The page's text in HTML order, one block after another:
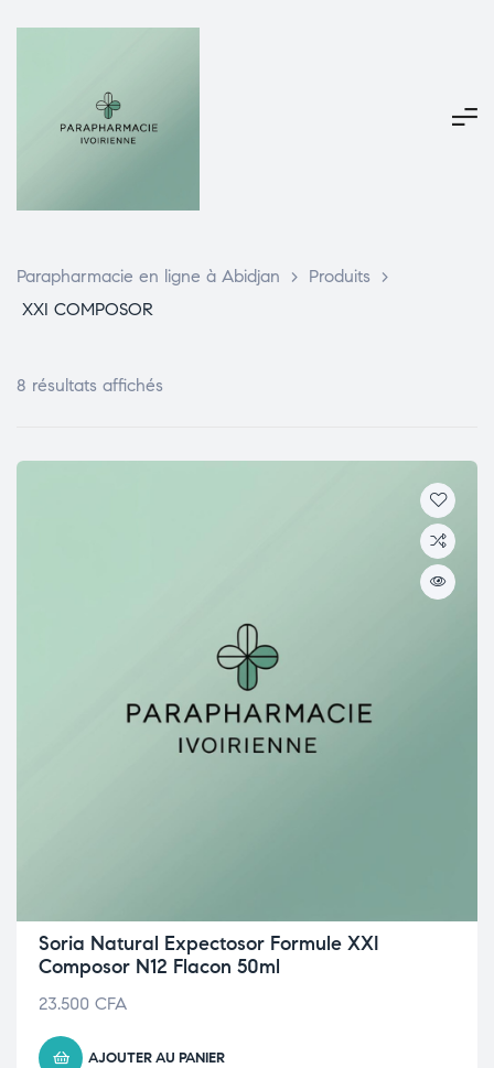
Parapharmacie en ligne à Abidjan > Produits
>
XXI COMPOSOR
8 résultats affichés
Soria Natural Expectosor Formule XXI
Composor N12 Flacon 50ml
23.500 CFA
AJOUTER AU PANIER